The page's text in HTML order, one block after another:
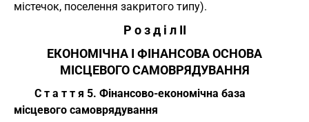
містечок, поселення закритого типу).
Р о з д і л ІІ
ЕКОНОМІЧНА І ФІНАНСОВА ОСНОВА
МІСЦЕВОГО САМОВРЯДУВАННЯ
С т а т т я 5. Фінансово-економічна база
місцевого самоврядування